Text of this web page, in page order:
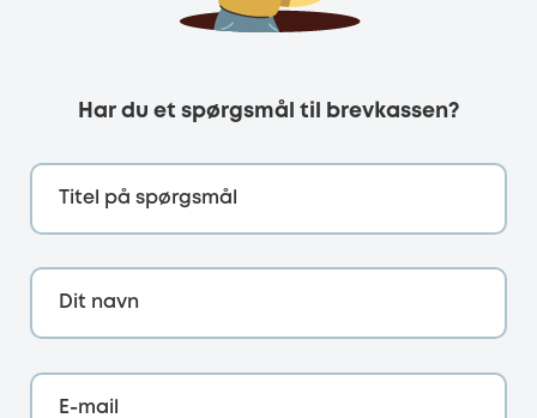
Har du et spørgsmål til brevkassen?
Titel på spørgsmål
Dit navn
E-mail